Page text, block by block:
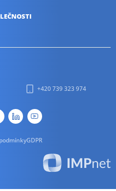
+420 739 323 974
GDPR